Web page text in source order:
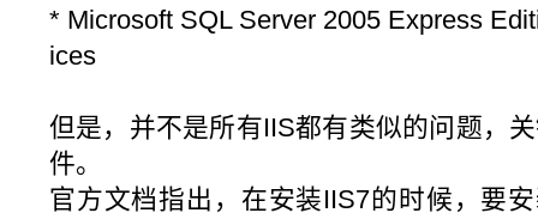
* Microsoft SQL Server 2005 Express
ices
但是，并不是所有IIS都有类似的问题，
件。
官方文档指出，在安装IIS7的时候，要